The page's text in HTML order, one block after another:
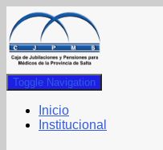
Toggle Navigation
Inicio
Institucional